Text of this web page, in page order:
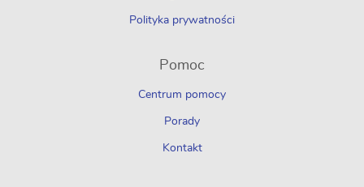
Polityka prywatności
Pomoc
Centrum pomocy
Porady
Kontakt